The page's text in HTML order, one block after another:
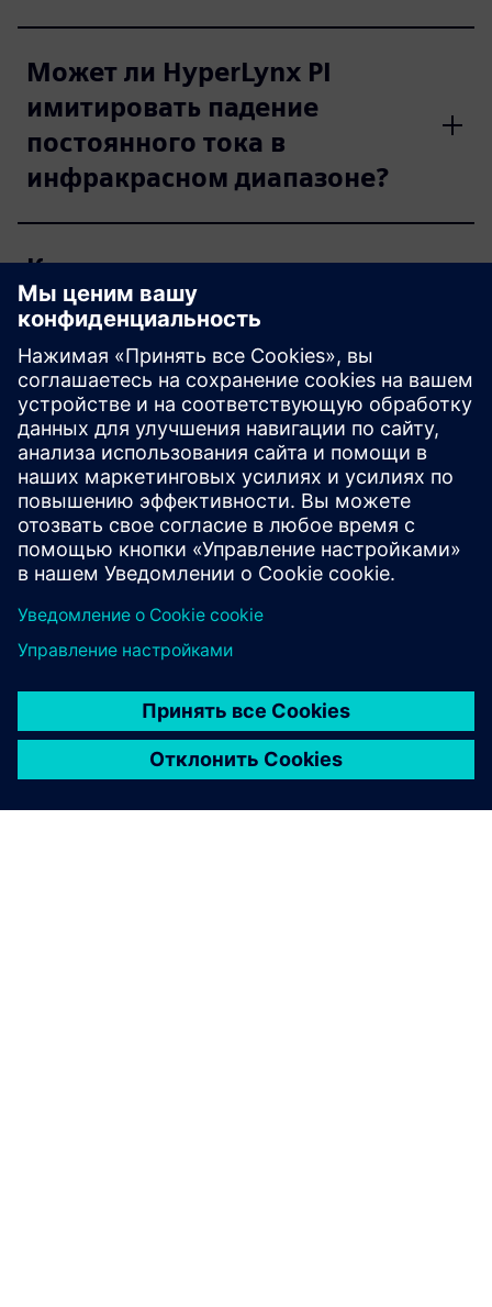
Может ли HyperLynx PI
имитировать падение
постоянного тока в
инфракрасном диапазоне?
Какие распространенные
проблемы целостности
питания решает HyperLynx?
В чем разница между
анализом постоянного и
переменного тока в
HyperLynx PI?